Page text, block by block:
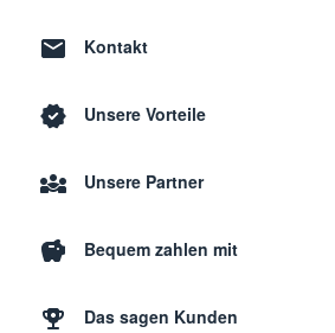
Kontakt
Unsere Vorteile
Unsere Partner
Bequem zahlen mit
Das sagen Kunden